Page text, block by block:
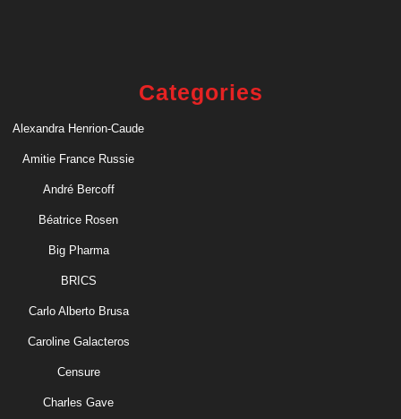
Categories
Alexandra Henrion-Caude
Amitie France Russie
André Bercoff
Béatrice Rosen
Big Pharma
BRICS
Carlo Alberto Brusa
Caroline Galacteros
Censure
Charles Gave